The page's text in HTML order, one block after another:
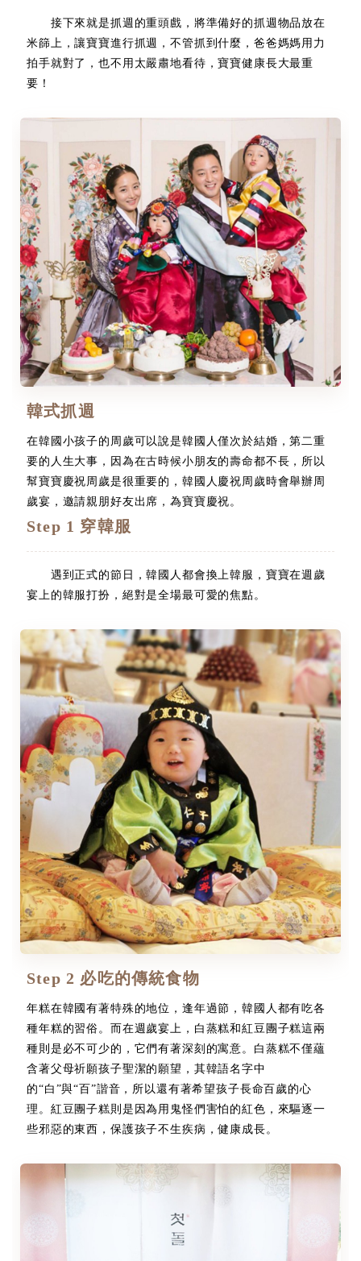
接下來就是抓週的重頭戲，將準備好的抓週物品放在
米篩上，讓寶寶進行抓週，不管抓到什麼，爸爸媽媽用力
拍手就對了，也不用太嚴肅地看待，寶寶健康長大最重
要！
韓式抓週
在韓國小孩子的周歲可以說是韓國人僅次於結婚，第二重
要的人生大事，因為在古時候小朋友的壽命都不長，所以
幫寶寶慶祝周歲是很重要的，韓國人慶祝周歲時會舉辦周
歲宴，邀請親朋好友出席，為寶寶慶祝。
Step 1 穿韓服
遇到正式的節日，韓國人都會換上韓服，寶寶在週歲
宴上的韓服打扮，絕對是全場最可愛的焦點。
Step 2 必吃的傳統食物
年糕在韓國有著特殊的地位，逢年過節，韓國人都有吃各
種年糕的習俗。而在週歲宴上，白蒸糕和紅豆團子糕這兩
種則是必不可少的，它們有著深刻的寓意。白蒸糕不僅蘊
含著父母祈願孩子聖潔的願望，其韓語名字中
的“白”與“百”諧音，所以還有著希望孩子長命百歲的心
理。紅豆團子糕則是因為用鬼怪們害怕的紅色，來驅逐一
些邪惡的東西，保護孩子不生疾病，健康成長。